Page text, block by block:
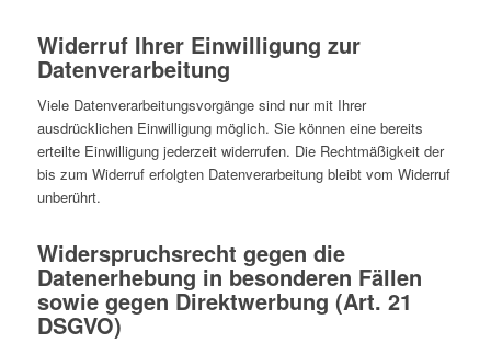
Widerruf Ihrer Einwilligung zur
Datenverarbeitung
Viele Datenverarbeitungsvorgänge sind nur mit Ihrer
ausdrücklichen Einwilligung möglich. Sie können eine bereits
erteilte Einwilligung jederzeit widerrufen. Die Rechtmäßigkeit der
bis zum Widerruf erfolgten Datenverarbeitung bleibt vom Widerruf
unberührt.
Widerspruchsrecht gegen die
Datenerhebung in besonderen Fällen
sowie gegen Direktwerbung (Art. 21
DSGVO)